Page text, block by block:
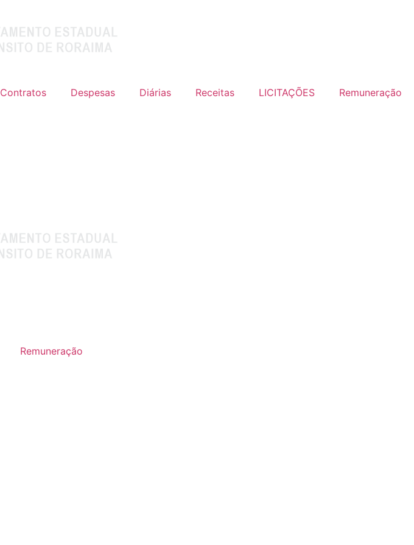
Contratos Despesas Diárias Receitas LICITAÇÕES Remuneração
Remuneração